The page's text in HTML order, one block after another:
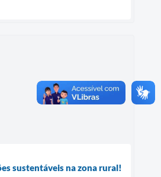
sustentáveis na zona rural!